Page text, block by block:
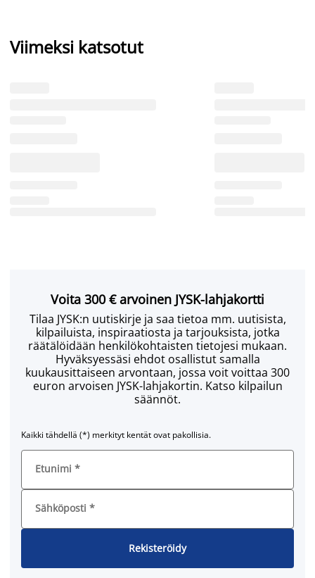
Viimeksi katsotut
Voita 300 € arvoinen JYSK-lahjakortti
Tilaa JYSK:n uutiskirje ja saa tietoa mm. uutisista,
kilpailuista, inspiraatiosta ja tarjouksista, jotka
räätälöidään henkilökohtaisten tietojesi mukaan.
Hyväksyessäsi ehdot osallistut samalla
kuukausittaiseen arvontaan, jossa voit voittaa 300
euron arvoisen JYSK-lahjakortin. Katso kilpailun
säännöt.
Kaikki tähdellä (*) merkityt kentät ovat pakollisia.
Etunimi *
Sähköposti *
Rekisteröidy